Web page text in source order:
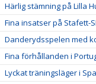
Härlig stämning på Lilla
Fina insatser på Stafett-
Danderydsspelen med
Fina förhållanden i
Lyckat träningsläger i